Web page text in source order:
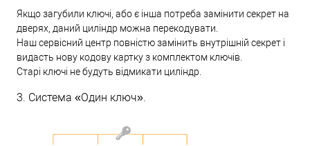
Якщо загубили ключі, або є інша потреба замінити секрет на
дверях, даний циліндр можна перекодувати.
Наш сервісний центр повністю замінить внутрішній секрет і
видасть нову кодову картку з комплектом ключів.
Старі ключі не будуть відмикати циліндр.
3. Система «Один ключ».